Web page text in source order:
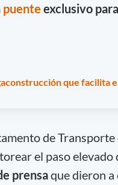
puente exclusivo
que facilita
de Transporte
el paso elevado
prensaque dieron a